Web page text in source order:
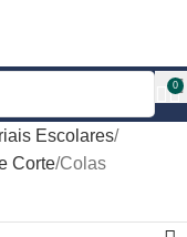
0
Escolares
Corte Colas